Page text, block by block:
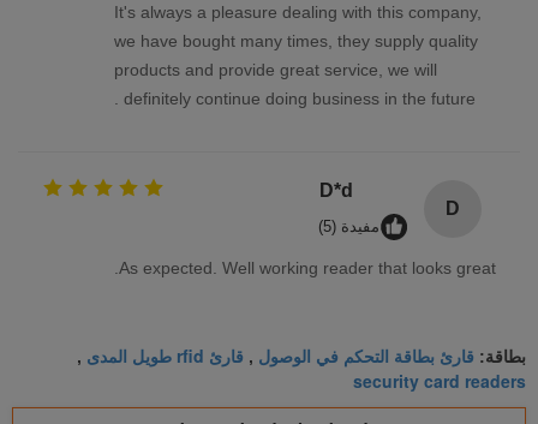
It's always a pleasure dealing with this company,
we have bought many times, they supply quality
products and provide great service, we will
definitely continue doing business in the future .
D
D*d
مفيدة (5)
As expected. Well working reader that looks great.
بطاقة: قارئ بطاقة التحكم في الوصول , قارئ rfid طويل المدى ,
security card readers